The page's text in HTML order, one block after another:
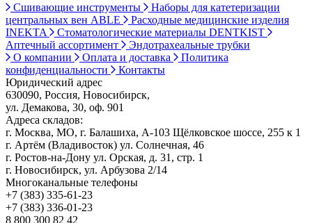
Сшивающие инструменты
Наборы для катетеризации
центральных вен ABLE
Расходные медицинские изделия
INEKTA
Стоматологические материалы DENTKIST
Аптечный ассортимент
Эндотрахеальные трубки
О компании
Оплата и доставка
Политика
конфиденциальности
Контакты
Юридический адрес
630090, Россия, Новосибирск,
ул. Демакова, 30, оф. 901
Адреса складов:
г. Москва, МО, г. Балашиха, А-103 Щёлковское шоссе, 255 к 1
г. Артём (Владивосток) ул. Солнечная, 46
г. Ростов-на-Дону ул. Орская, д. 31, стр. 1
г. Новосибирск, ул. Арбузова 2/14
Многоканальные телефоны
+7 (383) 335-61-23
+7 (383) 336-01-23
8 800 300 82 42